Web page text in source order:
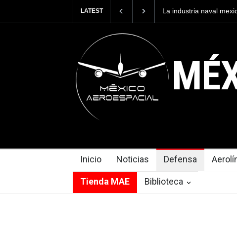
LATEST
naval mexicana construirá 32 BUQUES para la
Entrenar a un
Inicio Noticias Defensa
Tienda MAE Biblioteca